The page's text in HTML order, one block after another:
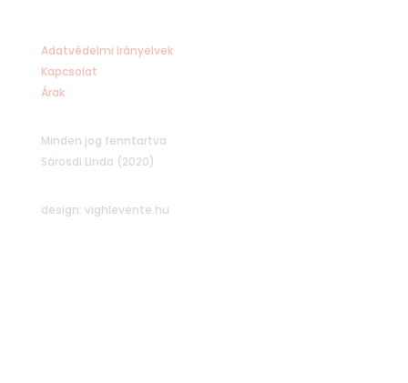
Adatvédelmi Irányelvek
Kapcsolat
Árak
Minden jog fenntartva
Sárosdi Linda (2020)
design: vighlevente.hu